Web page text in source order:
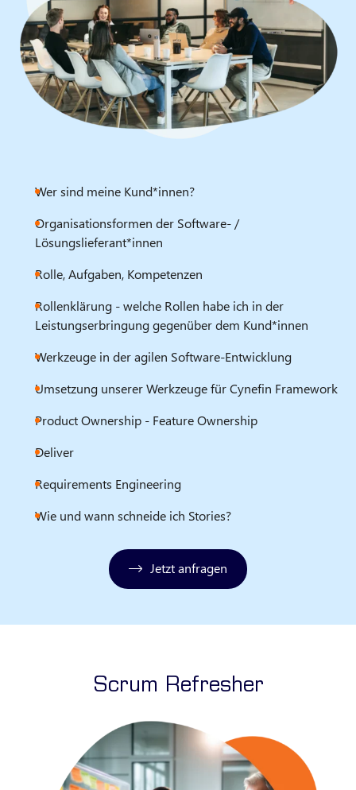
Wer sind meine Kund*innen?
Organisationsformen der Software- /
Lösungslieferant*innen
Rolle, Aufgaben, Kompetenzen
Rollenklärung - welche Rollen habe ich in der
Leistungserbringung gegenüber dem Kund*innen
Werkzeuge in der agilen Software-Entwicklung
Umsetzung unserer Werkzeuge für Cynefin Framework
Product Ownership - Feature Ownership
Deliver
Requirements Engineering
Wie und wann schneide ich Stories?
Jetzt anfragen
Scrum Refresher